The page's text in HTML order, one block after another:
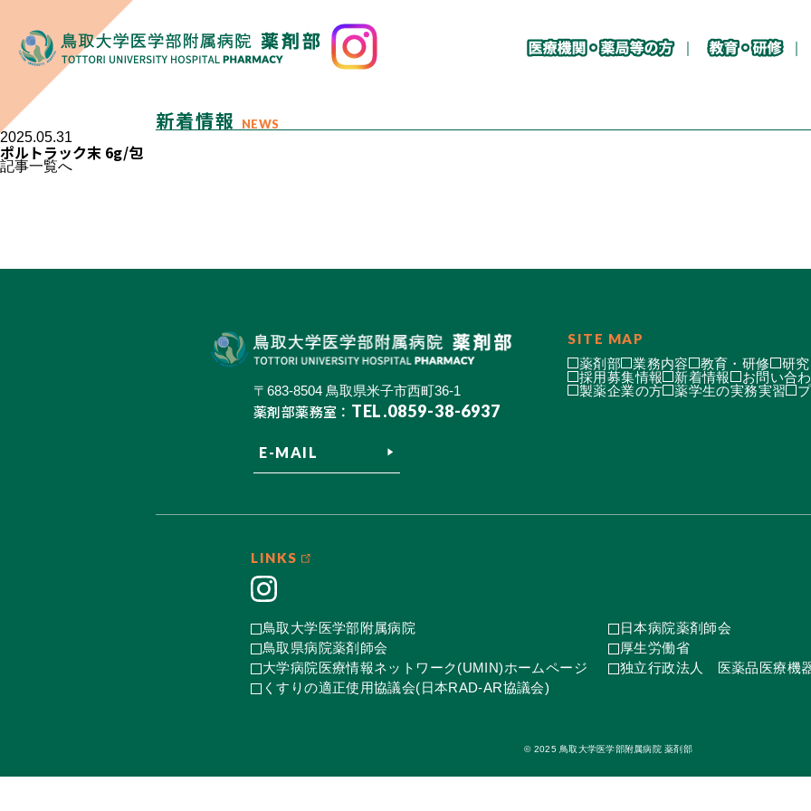
新着情報 NEWS
2025.05.31
ポルトラック末 6g/包
記事一覧へ
〒683-8504 鳥取県米子市西町36-1
薬剤部薬務室： TEL.0859-38-6937
E-MAIL
SITE MAP
薬剤部 業務内容 教育・研修 研
採用募集情報
新着情報 お問い合
製薬企業の方
薬学生の実務実習
LINKS
鳥取大学医学部附属病院
日本病院薬剤師会
鳥取県病院薬剤師会
厚生労働省
大学病院医療情報ネットワーク(UMIN)ホームページ
独立行政法人 医薬品医療機
くすりの適正使用協議会(日本RAD-AR協議会)
© 2025 鳥取大学医学部附属病院 薬剤部